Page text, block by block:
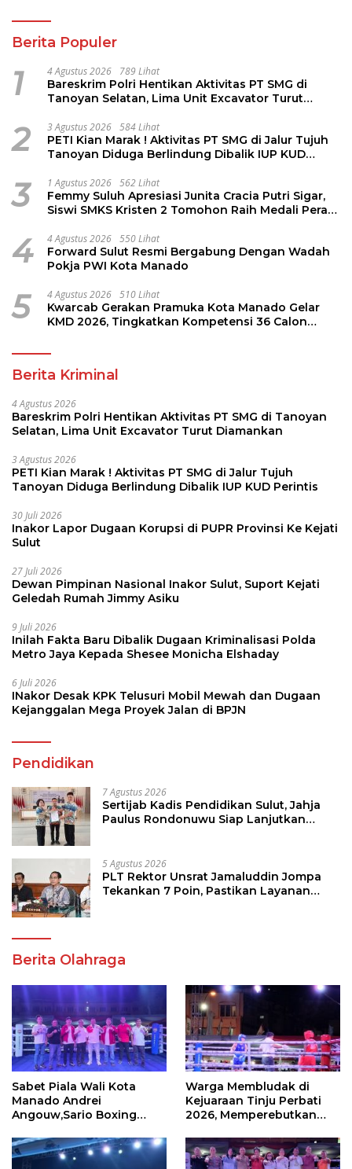
Berita Populer
1 4 Agustus 2026 789 Lihat
Bareskrim Polri Hentikan Aktivitas PT SMG di
Tanoyan Selatan, Lima Unit Excavator Turut
2 3 Agustus 2026 584 Lihat
PETI Kian Marak ! Aktivitas PT SMG di Jalur Tujuh
Tanoyan Diduga Berlindung Dibalik IUP KUD
3 1 Agustus 2026 562 Lihat
Femmy Suluh Apresiasi Junita Cracia Putri Sigar,
Siswi SMKS Kristen 2 Tomohon Raih Medali Perak
4 4 Agustus 2026 550 Lihat
Forward Sulut Resmi Bergabung Dengan Wadah
Pokja PWI Kota Manado
5 4 Agustus 2026 510 Lihat
Kwarcab Gerakan Pramuka Kota Manado Gelar
KMD 2026, Tingkatkan Kompetensi 36 Calon
Berita Kriminal
4 Agustus 2026
Bareskrim Polri Hentikan Aktivitas PT SMG di Tanoyan
Selatan, Lima Unit Excavator Turut Diamankan
3 Agustus 2026
PETI Kian Marak ! Aktivitas PT SMG di Jalur Tujuh
Tanoyan Diduga Berlindung Dibalik IUP KUD Perintis
30 Juli 2026
Inakor Lapor Dugaan Korupsi di PUPR Provinsi Ke Kejati
Sulut
27 Juli 2026
Dewan Pimpinan Nasional Inakor Sulut, Suport Kejati
Geledah Rumah Jimmy Asiku
9 Juli 2026
Inilah Fakta Baru Dibalik Dugaan Kriminalisasi Polda
Metro Jaya Kepada Shesee Monicha Elshaday
6 Juli 2026
INakor Desak KPK Telusuri Mobil Mewah dan Dugaan
Kejanggalan Mega Proyek Jalan di BPJN
Pendidikan
7 Agustus 2026
Sertijab Kadis Pendidikan Sulut, Jahja
Paulus Rondonuwu Siap Lanjutkan
5 Agustus 2026
PLT Rektor Unsrat Jamaluddin Jompa
Tekankan 7 Poin, Pastikan Layanan
Berita Olahraga
Sabet Piala Wali Kota
Manado Andrei
Angouw,Sario Boxing
Perbati 2026
Warga Membludak di
Kejuaraan Tinju Perbati
2026, Memperebutkan